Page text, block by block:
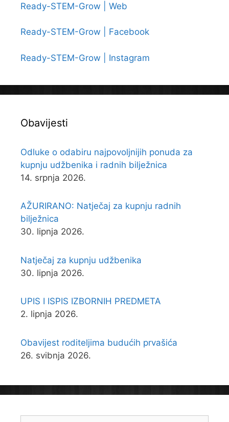
Ready-STEM-Grow | Web
Ready-STEM-Grow | Facebook
Ready-STEM-Grow | Instagram
Obavijesti
Odluke o odabiru najpovoljnijih ponuda za
kupnju udžbenika i radnih bilježnica
14. srpnja 2026.
AŽURIRANO: Natječaj za kupnju radnih
bilježnica
30. lipnja 2026.
Natječaj za kupnju udžbenika
30. lipnja 2026.
UPIS I ISPIS IZBORNIH PREDMETA
2. lipnja 2026.
Obavijest roditeljima budućih prvašića
26. svibnja 2026.